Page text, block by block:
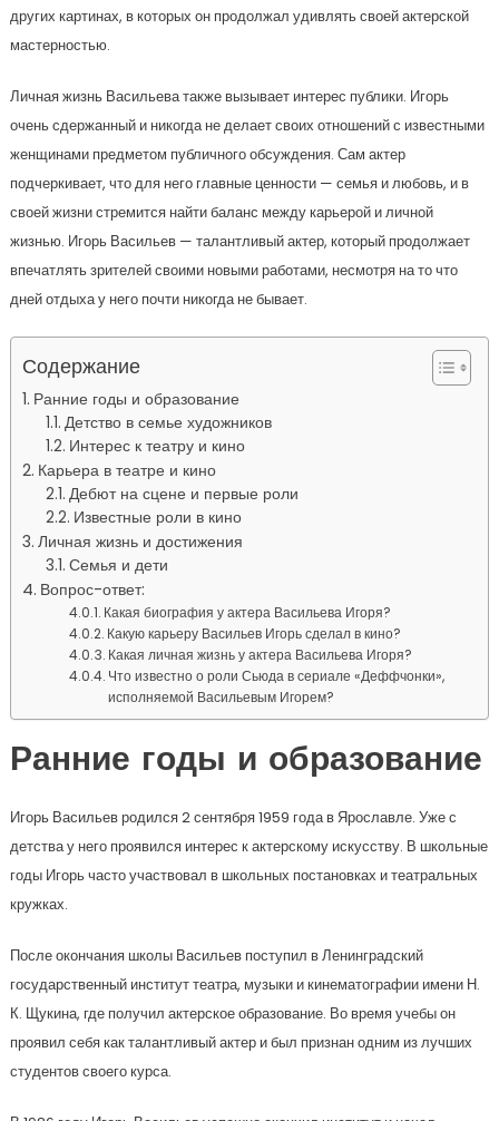
других картинах, в которых он продолжал удивлять своей актерской
мастерностью.
Личная жизнь Васильева также вызывает интерес публики. Игорь
очень сдержанный и никогда не делает своих отношений с известными
женщинами предметом публичного обсуждения. Сам актер
подчеркивает, что для него главные ценности — семья и любовь, и в
своей жизни стремится найти баланс между карьерой и личной
жизнью. Игорь Васильев — талантливый актер, который продолжает
впечатлять зрителей своими новыми работами, несмотря на то что
дней отдыха у него почти никогда не бывает.
Содержание
Ранние годы и образование
Детство в семье художников
Интерес к театру и кино
Карьера в театре и кино
Дебют на сцене и первые роли
Известные роли в кино
Личная жизнь и достижения
Семья и дети
Вопрос-ответ:
Какая биография у актера Васильева Игоря?
Какую карьеру Васильев Игорь сделал в кино?
Какая личная жизнь у актера Васильева Игоря?
Что известно о роли Сьюда в сериале «Деффчонки»,
исполняемой Васильевым Игорем?
Ранние годы и образование
Игорь Васильев родился 2 сентября 1959 года в Ярославле. Уже с
детства у него проявился интерес к актерскому искусству. В школьные
годы Игорь часто участвовал в школьных постановках и театральных
кружках.
После окончания школы Васильев поступил в Ленинградский
государственный институт театра, музыки и кинематографии имени Н.
К. Щукина, где получил актерское образование. Во время учебы он
проявил себя как талантливый актер и был признан одним из лучших
студентов своего курса.